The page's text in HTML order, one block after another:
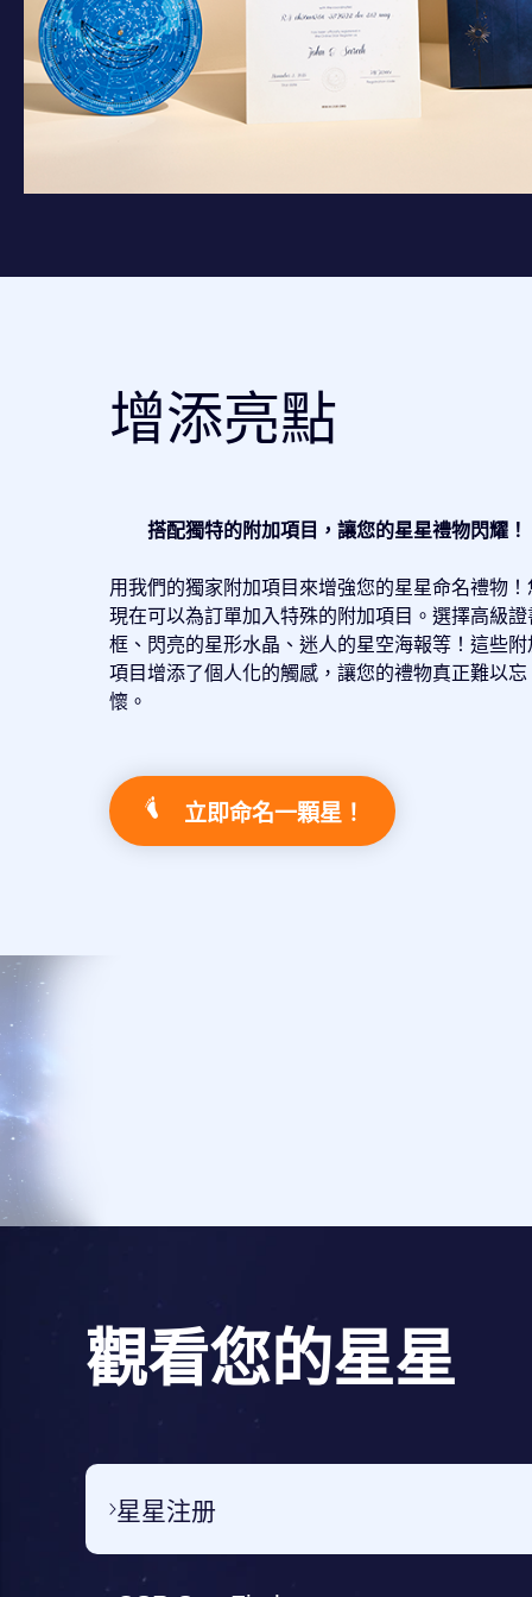
增添亮點
搭配獨特的附加項目，讓您的星星禮物閃耀！
用我們的獨家附加項目來增強您的星星命名禮物！
現在可以為訂單加入特殊的附加項目。選擇高級證
框、閃亮的星形水晶、迷人的星空海報等！這些附
項目增添了個人化的觸感，讓您的禮物真正難以忘
懷。
立即命名一顆星！
觀看您的星星
星星注册